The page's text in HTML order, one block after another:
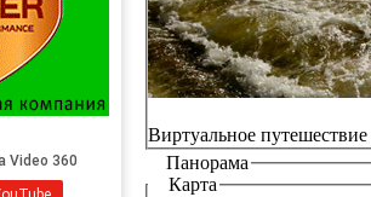
Виртуальное
Панорама
Карта